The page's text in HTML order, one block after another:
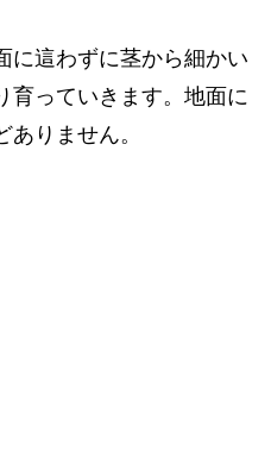
に這わずに茎から細かい
育っていきます。地面に
りません。